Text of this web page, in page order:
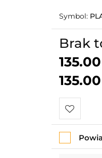
Symbol:
Brak
135.00
135.00
Do